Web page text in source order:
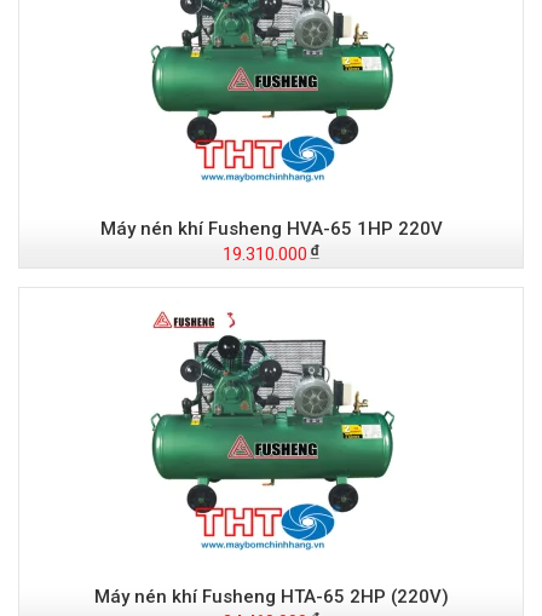
Máy nén khí Fusheng HVA-65 1HP 220V
19.310.000
Máy nén khí Fusheng HTA-65 2HP (220V)